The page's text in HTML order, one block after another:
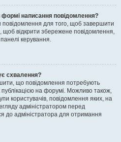
написання повідомлення?
повідомлення для того, щоб завершити
щоб відкрити збережене повідомлення,
керування.
схвалення?
що повідомлення потребують
на форумі. Можливо також,
користувачів, повідомлення яких, на
адміністратором перед
до адміністратора для отримання